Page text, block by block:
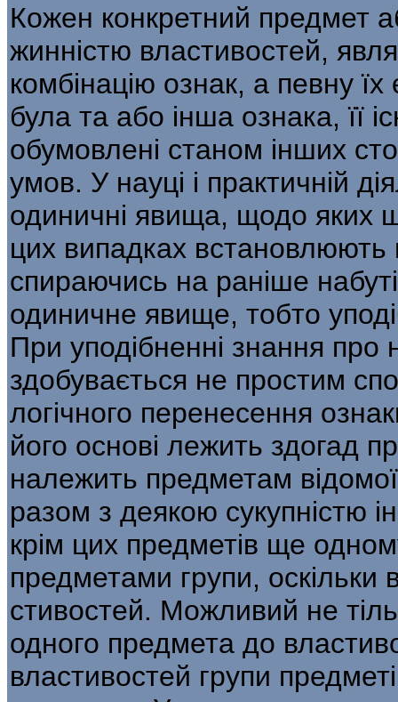
Кожен конкретний предмет
жинністю властивостей,
комбінацію ознак, а певну
була та або інша ознака, її
обумовлені станом інших
умов. У науці і практичній
одиничні явища, щодо яких
цих випадках
спираючись на раніше
одиничне явище, тобто
При уподібненні знання про
здобувається не простим
логічного перенесення
його основі лежить здогад
належить предметам відомої
разом з деякою сукупністю
крім цих предметів ще
предметами групи, оскільки
стивостей. Можливий не
одного предмета до
властивостей групи